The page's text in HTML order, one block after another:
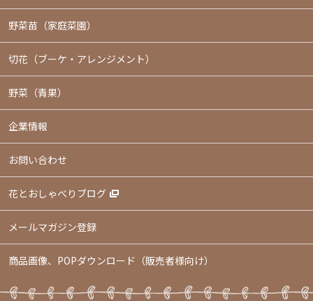
野菜苗（家庭菜園）
切花（ブーケ・アレンジメント）
野菜（青果）
企業情報
お問い合わせ
花とおしゃべりブログ
メールマガジン登録
商品画像、POPダウンロード（販売者様向け）